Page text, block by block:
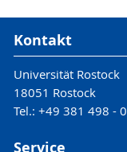
Kontakt
Universität Rostock
18051 Rostock
Tel.: +49 381 498 - 0
Service